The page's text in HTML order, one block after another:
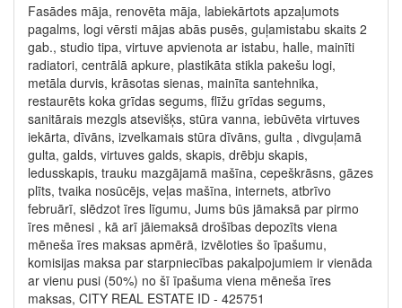
Fasādes māja, renovēta māja, labiekārtots apzaļumots
pagalms, logi vērsti mājas abās pusēs, guļamistabu skaits 2
gab., studio tipa, virtuve apvienota ar istabu, halle, mainīti
radiatori, centrālā apkure, plastikāta stikla pakešu logi,
metāla durvis, krāsotas sienas, mainīta santehnika,
restaurēts koka grīdas segums, flīžu grīdas segums,
sanitārais mezgls atsevišķs, stūra vanna, iebūvēta virtuves
iekārta, dīvāns, izvelkamais stūra dīvāns, gulta , divguļamā
gulta, galds, virtuves galds, skapis, drēbju skapis,
ledusskapis, trauku mazgājamā mašīna, cepeškrāsns, gāzes
plīts, tvaika nosūcējs, veļas mašīna, internets, atbrīvo
februārī, slēdzot īres līgumu, Jums būs jāmaksā par pirmo
īres mēnesi , kā arī jāiemaksā drošības depozīts viena
mēneša īres maksas apmērā, izvēloties šo īpašumu,
komisijas maksa par starpniecības pakalpojumiem ir vienāda
ar vienu pusi (50%) no šī īpašuma viena mēneša īres
maksas, CITY REAL ESTATE ID - 425751